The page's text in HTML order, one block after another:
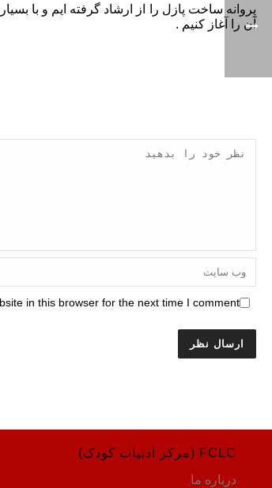
پروانه ساخت پازل را از ارشاد گرفته ایم و با
آن را آغاز کنیم .
in this browser for the next time I comment.
FCLC (مرکز ادبیات کودک)
درباره ما